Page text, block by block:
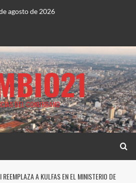
agosto de 2026
DEL CONURBANO
REEMPLAZA A KULFAS EN EL MINISTERIO DE